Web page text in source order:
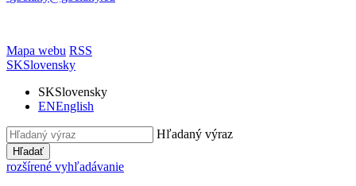
Mapa webu RSS
SKSlovensky
SKSlovensky
ENEnglish
Hľadaný výraz
Hľadať
rozšírené vyhľadávanie